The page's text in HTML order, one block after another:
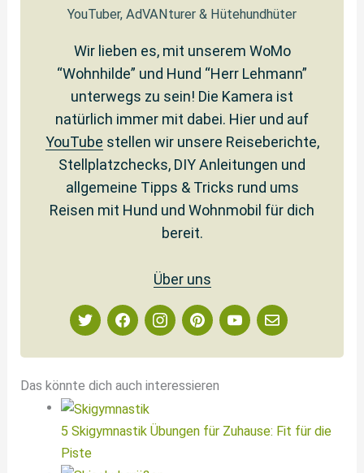
YouTuber, AdVANturer & Hütehundhüter
Wir lieben es, mit unserem WoMo
“Wohnhilde” und Hund “Herr Lehmann”
unterwegs zu sein! Die Kamera ist
natürlich immer mit dabei. Hier und auf
YouTube stellen wir unsere Reiseberichte,
Stellplatzchecks, DIY Anleitungen und
allgemeine Tipps & Tricks rund ums
Reisen mit Hund und Wohnmobil für dich
bereit.
Über uns
Das könnte dich auch interessieren
5 Skigymnastik Übungen für Zuhause: Fit für die
Piste